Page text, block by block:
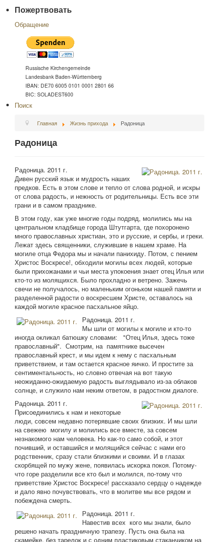
Пожертвовать
Обращение
Russische Kirchengemeinde
Landesbank Baden-Württemberg
IBAN: DE70 6005 0101 0001 2801 66
BIC: SOLADEST600
Поиск
Главная Жизнь прихода Радоница
Радоница
Радоница. 2011 г.
Дивен русский язык и мудрость наших
предков. Есть в этом слове и тепло от слова родной, и искры
от слова радость, и нежность от родительницы. Есть все эти
грани и в самом празднике.
В этом году, как уже многие годы подряд, молились мы на
центральном кладбище города Штутгарта, где похоронено
много православных христиан, это и русские, и сербы, и греки.
Лежат здесь священники, служившие в нашем храме. На
могиле отца Федора мы и начали панихиду. Потом, с пением
Христос Воскресе!, обходили могилы всех людей, которые
были прихожанами и чьи места упокоения знает отец Илья или
кто-то из молящихся. Было прохладно и ветрено. Зажечь
свечи не получалось, но маленьким огоньком нашей памяти и
разделенной радости о воскресшем Христе, оставалось на
каждой могиле красное пасхальное яйцо.
Радоница. 2011 г.
Мы шли от могилы к могиле и кто-то
иногда окликал батюшку словами: "Отец Илья, здесь тоже
православный". Смотрим, на памятнике высечен
православный крест, и мы идем к нему с пасхальным
приветствием, и там остается красное яичко. И простите за
сентиментальность, но словно отвечая на вот такую
неожиданно-ожидаемую радость выглядывало из-за облаков
солнце, и служило нам неким ответом, в радостном диалоге.
Радоница. 2011 г.
Присоединились к нам и некоторые
люди, совсем недавно потерявшие своих близких. И мы шли
на свежею могилу и молились все вместе, за совсем
незнакомого нам человека. Но как-то само собой, и этот
почивший, и оставшийся и молящийся сейчас с нами его
родственник, сразу стали близкими и своими. И в глазах
скорбящей по мужу жене, появилась искорка покоя. Потому-
что горе разделили все кто был и молился, по-тому что
приветствие Христос Воскресе! рассказало сердцу о надежде
и дало явно почувствовать, что в молитве мы все рядом и
побеждена смерть.
Радоница. 2011 г.
Навестив всех кого мы знали, было
решено начать праздничную трапезу. Пусть она была на
скамейке, без тарелок и с одним пластиковым стаканчиком на